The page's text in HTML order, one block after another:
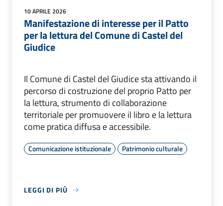
10 APRILE 2026
Manifestazione di interesse per il Patto
per la lettura del Comune di Castel del
Giudice
Il Comune di Castel del Giudice sta attivando il
percorso di costruzione del proprio Patto per
la lettura, strumento di collaborazione
territoriale per promuovere il libro e la lettura
come pratica diffusa e accessibile.
Comunicazione istituzionale Patrimonio culturale
LEGGI DI PIÙ